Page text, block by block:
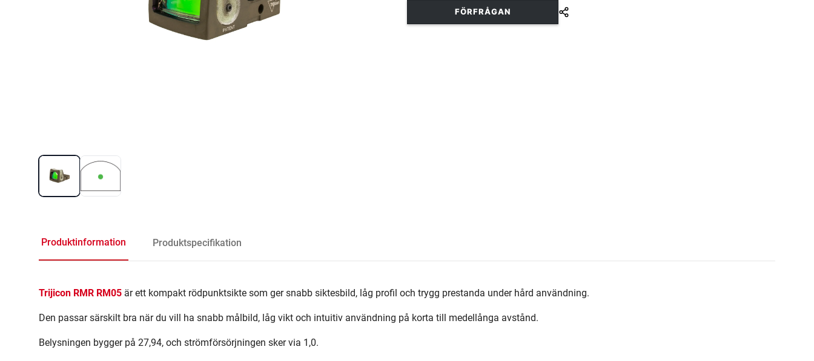
FÖRFRÅGAN
Produktinformation Produktspecifikation
Trijicon RMR RM05 är ett kompakt rödpunktsikte som ger snabb siktesbild, låg profil och trygg prestanda under hård användning.
Den passar särskilt bra när du vill ha snabb målbild, låg vikt och intuitiv användning på korta till medellånga avstånd.
Belysningen bygger på 27,94, och strömförsörjningen sker via 1,0.